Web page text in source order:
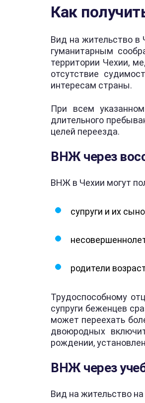
Как
Вид на жительство в
гуманитарным
территории Чехии,
отсутствие
интересам страны.
При всем указанном
длительного
целей переезда.
ВНЖ через
ВНЖ в Чехии могут
супруги и их
родители
Трудоспособному
супруги беженцев
может переехать
двоюродных
рождении,
ВНЖ через
Вид на жительство